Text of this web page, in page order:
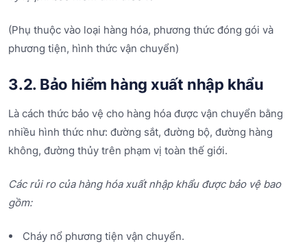
(Phụ thuộc vào loại hàng hóa, phương thức đóng gói và
phương tiện, hình thức vận chuyển)
3.2. Bảo hiểm hàng xuất nhập khẩu
Là cách thức bảo vệ cho hàng hóa được vận chuyển bằng
nhiều hình thức như: đường sắt, đường bộ, đường hàng
không, đường thủy trên phạm vị toàn thế giới.
Các rủi ro của hàng hóa xuất nhập khẩu được bảo vệ bao
gồm:
Cháy nổ phương tiện vận chuyển.